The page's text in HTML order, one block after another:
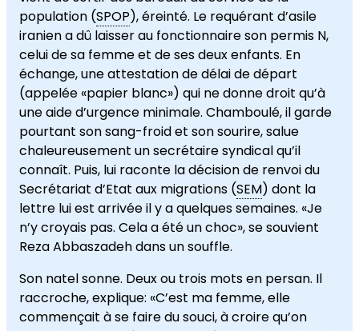
population (SPOP), éreinté. Le requérant d’asile
iranien a dû laisser au fonctionnaire son permis N,
celui de sa femme et de ses deux enfants. En
échange, une attestation de délai de départ
(appelée «papier blanc») qui ne donne droit qu’à
une aide d’urgence minimale. Chamboulé, il garde
pourtant son sang-froid et son sourire, salue
chaleureusement un secrétaire syndical qu’il
connaît. Puis, lui raconte la décision de renvoi du
Secrétariat d’Etat aux migrations (SEM) dont la
lettre lui est arrivée il y a quelques semaines. «Je
n’y croyais pas. Cela a été un choc», se souvient
Reza Abbaszadeh dans un souffle.
Son natel sonne. Deux ou trois mots en persan. Il
raccroche, explique: «C’est ma femme, elle
commençait à se faire du souci, à croire qu’on